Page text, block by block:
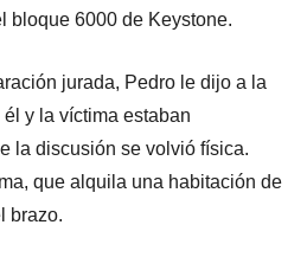
bloque 6000 de Keystone.
jurada, Pedro le dijo a la
y la víctima estaban
la discusión se volvió física.
que alquila una habitación de
brazo.